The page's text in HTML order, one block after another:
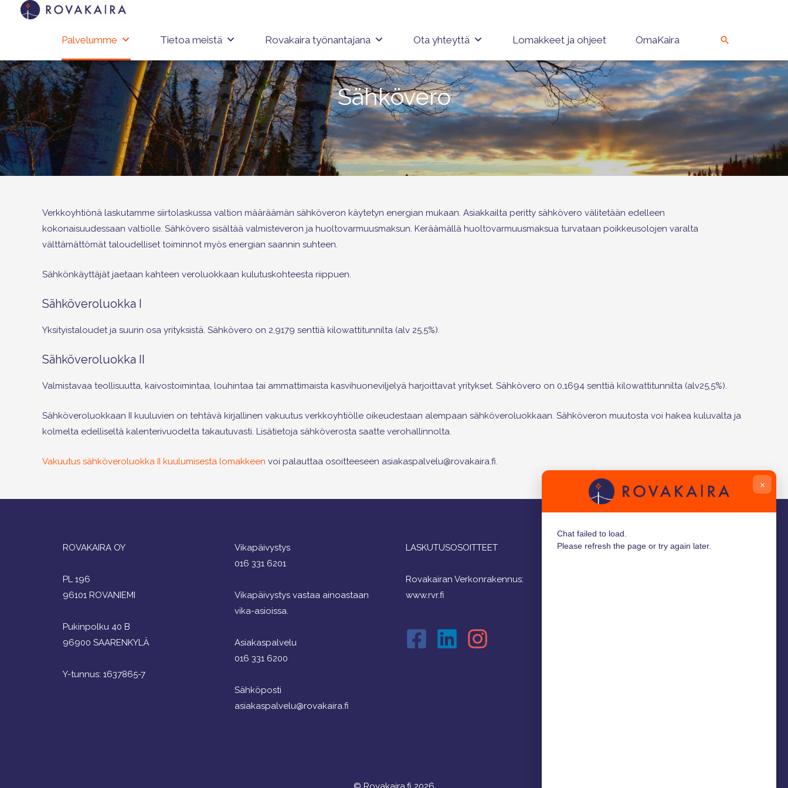
Palvelumme Tietoa meistä Rovakaira työnantajana Ota yhteyttä Lomakkeet ja ohjeet OmaKaira
Sähkövero
Verkkoyhtiönä laskutamme siirtolaskussa valtion määräämän sähköveron käytetyn energian mukaan. Asiakkailta peritty sähkövero välitetään edelleen
kokonaisuudessaan valtiolle. Sähkövero sisältää valmisteveron ja huoltovarmuusmaksun. Keräämällä huoltovarmuusmaksua turvataan poikkeusolojen varalta
välttämättömät taloudelliset toiminnot myös energian saannin suhteen.
Sähkönkäyttäjät jaetaan kahteen veroluokkaan kulutuskohteesta riippuen.
Sähköveroluokka I
Yksityistaloudet ja suurin osa yrityksistä. Sähkövero on 2,9179 senttiä kilowattitunnilta (alv 25,5%).
Sähköveroluokka II
Valmistavaa teollisuutta, kaivostoimintaa, louhintaa tai ammattimaista kasvihuoneviljelyä harjoittavat yritykset. Sähkövero on 0,1694 senttiä kilowattitunnilta (alv25,5%).
Sähköveroluokkaan II kuuluvien on tehtävä kirjallinen vakuutus verkkoyhtiölle oikeudestaan alempaan sähköveroluokkaan. Sähköveron muutosta voi hakea kuluvalta ja
kolmelta edelliseltä kalenterivuodelta takautuvasti. Lisätietoja sähköverosta saatte verohallinnolta.
Vakuutus sähköveroluokka II kuulumisesta lomakkeen voi palauttaa osoitteeseen asiakaspalvelu@rovakaira.fi.
ROVAKAIRA OY
PL 196
96101 ROVANIEMI
Pukinpolku 40 B
96900 SAARENKYLÄ
Y-tunnus: 1637865-7
Vikapäivystys
016 331 6201
Vikapäivystys vastaa ainoastaan
vika-asioissa.
Asiakaspalvelu
016 331 6200
Sähköposti
asiakaspalvelu@rovakaira.fi
LASKUTUSOSOITTEET
Rovakairan Verkonrakennus:
www.rvr.fi
×
Chat failed to load.
Please refresh the page or try again later.